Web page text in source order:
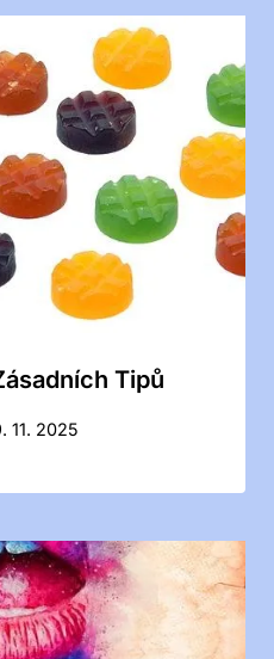
Tipů
11. 2025